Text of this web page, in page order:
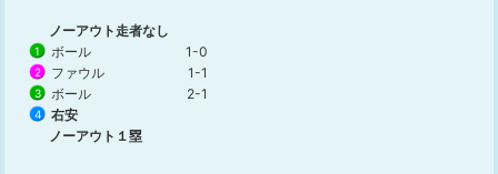
ノーアウト走者なし
1 ボール 1-0
2 ファウル 1-1
3 ボール 2-1
4
右安
ノーアウト１塁